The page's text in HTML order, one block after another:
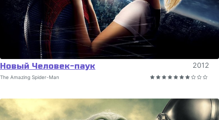
Новый Человек-паук 2012
The Amazing Spider-Man